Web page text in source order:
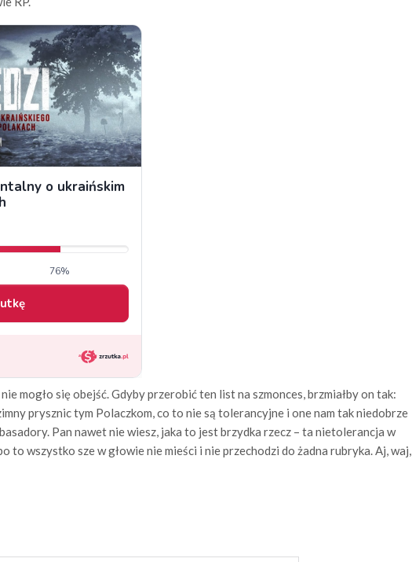
mogło się obejść. Gdyby przerobić ten list na szmonces, brzmiałby on tak:
prysznic tym Polaczkom, co to nie są tolerancyjne i one nam tak niedobrze
Pan nawet nie wiesz, jaka to jest brzydka rzecz – ta nietolerancja w
to wszystko sze w głowie nie mieści i nie przechodzi do żadna rubryka. Aj, waj,